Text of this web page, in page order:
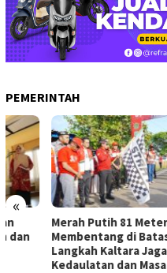
PEMERINTAH
«
Merah Putih 81 Meter
Membentang di Batas Negeri:
Langkah Kaltara Jaga
Kedaulatan dan Masa Depan